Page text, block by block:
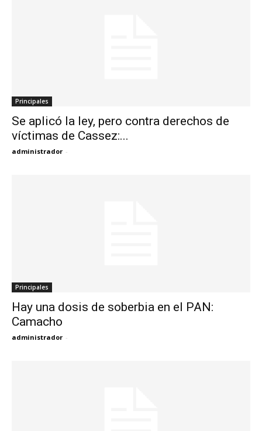
Principales
Se aplicó la ley, pero contra derechos de
víctimas de Cassez:...
administrador -
Principales
Hay una dosis de soberbia en el PAN:
Camacho
administrador -